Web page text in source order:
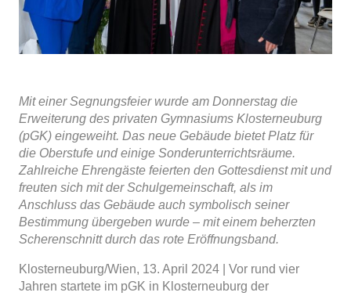
Mit einer Segnungsfeier wurde am Donnerstag die
Erweiterung des privaten Gymnasiums Klosterneuburg
(pGK) eingeweiht. Das neue Gebäude bietet Platz für
die Oberstufe und einige Sonderunterrichtsräume.
Zahlreiche Ehrengäste feierten den Gottesdienst mit und
freuten sich mit der Schulgemeinschaft, als im
Anschluss das Gebäude auch symbolisch seiner
Bestimmung übergeben wurde – mit einem beherzten
Scherenschnitt durch das rote Eröffnungsband.
Klosterneuburg/Wien, 13. April 2024 | Vor rund vier
Jahren startete im pGK in Klosterneuburg der